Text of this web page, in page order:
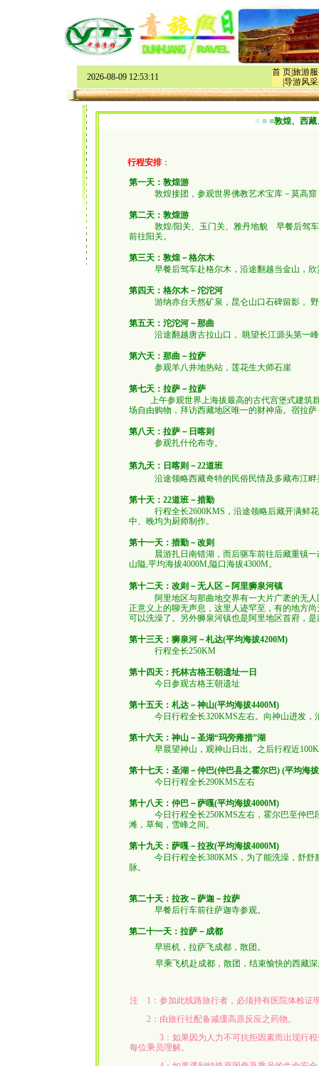
2026-08-09 12:53:11 首 页|旅游
导游风采|
■ ■ ■敦煌、西
行程安排：
第一天：敦煌游
敦煌接团，参观世界佛教艺术宝库－莫高
第二天：敦煌游
敦煌/阳关、玉门关、雅丹地貌
早餐后驾
前往阳关。
第三天：敦煌－格尔木
早餐后驾车赴格尔木，沿途翻越当金山，
第四天：格尔木－沱沱河
游纳赤台天然矿泉，昆仑山口石碑留影，
第五天：沱沱河－那曲
沿途翻越唐古拉山口， 眺望长江源头第一
第六天：那曲－拉萨
参观羊八井地热站，莲花生大师石崖
第七天：拉萨－拉萨
上午参观世界上海拔最高的古代宫堡式建筑群
场自由购物，拜访西藏地区唯一的财神庙。宿拉
第八天：拉萨－日喀则
参观扎什伦布寺。
第九天：日喀则－22道班
沿途领略西藏奇特的民俗民情及多藏布江畔美
第十天：22道班－措勤
行程全长2600KMS，沿途领略后藏开满鲜花
中、晚均为厨师制作。
第十一天：措勤－改则
晨游扎日南错湖，而后驱车前往后藏重镇一改
山隘,平均海拔4000M,隘口海拔4300M。
第十二天：改则－无人区－阿里狮泉河镇
阿里地区与那曲地交界有一大片广袤的无人区
正意义上的聊无声息，这里人迹罕至，有的地方
可以洗澡了。另外狮泉河镇也是阿里地区首府，
第十三天：狮泉河－札达(平均海拔4200M)
行程全长250KM
第十四天：托林古格王朝遗址一日
今日参观古格王朝遗址
第十五天：札达－神山(平均海拔4400M)
今日行程全长320KMS左右。向神山进发，沿
第十六天：神山－圣湖“玛旁雍措”湖
早晨望神山，观神山日出。之后行程近
第十七天：圣湖－仲巴(仲巴县之霍尔巴) (平均海
今日行程全长290KMS左右
第十八天：仲巴－萨嘎(平均海拔4000M)
今日行程全长250KMS左右，霍尔巴至仲巴段
滩，草甸，雪峰之间。
第十九天：萨嘎－拉孜(平均海拔4000M)
今日行程全长380KMS，为了能洗澡，舒舒服
脉。
第二十天：拉孜－萨迦－拉萨
早餐后行车前往萨迦寺参观。
第二十一天：拉萨－成都
早班机，拉萨飞成都，散团。
早乘飞机赴成都，散团，结束愉快的西藏
注 1：参加此线路旅行者，必须持有医院体检证
2：由旅行社配备减缓高原反应之药物。
3：如果因为人力不可抗拒因素而出现行程受
每位乘员理解。